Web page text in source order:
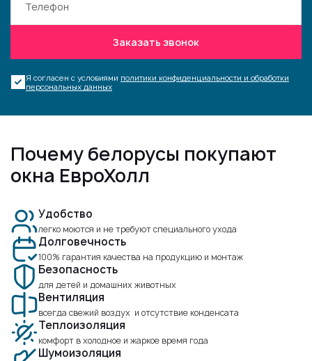
Заказать звонок
Я согласен с условиями политики конфиденциальности и обработки
персональных данных
Почему белорусы покупают
окна ЕвроХолл
Удобство
легко моются и не требуют специального ухода
Долговечность
100% гарантия качества на продукцию и монтаж
Безопасность
для детей и домашних животных
Вентиляция
всегда свежий воздух и отсутствие конденсата
Теплоизоляция
комфорт в холодное и жаркое время года
Шумоизоляция